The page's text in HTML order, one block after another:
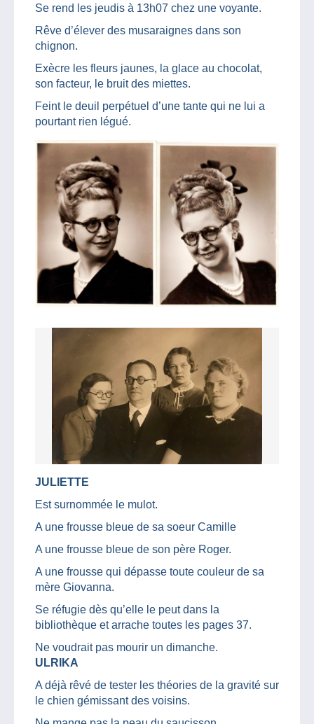
Se rend les jeudis à 13h07 chez une voyante.
Rêve d’élever des musaraignes dans son
chignon.
Exècre les fleurs jaunes, la glace au chocolat,
son facteur, le bruit des miettes.
Feint le deuil perpétuel d’une tante qui ne lui a
pourtant rien légué.
JULIETTE
Est surnommée le mulot.
A une frousse bleue de sa soeur Camille
A une frousse bleue de son père Roger.
A une frousse qui dépasse toute couleur de sa
mère Giovanna.
Se réfugie dès qu’elle le peut dans la
bibliothèque et arrache toutes les pages 37.
Ne voudrait pas mourir un dimanche.
ULRIKA
A déjà rêvé de tester les théories de la gravité sur
le chien gémissant des voisins.